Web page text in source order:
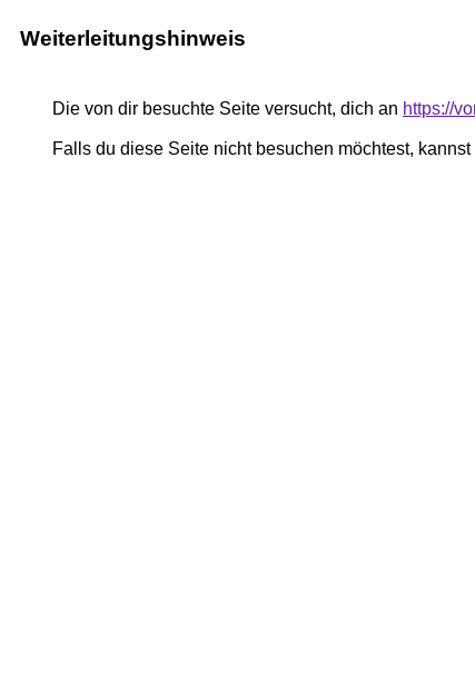
Weiterleitungshinweis
Die von dir besuchte Seite versucht, dich an https://
Falls du diese Seite nicht besuchen möchtest, kannst